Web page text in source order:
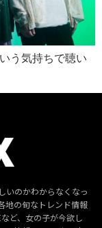
う気持ちで聴い
いのかわからなくなっ
地の旬なトレンド情報
など、女の子が今欲し